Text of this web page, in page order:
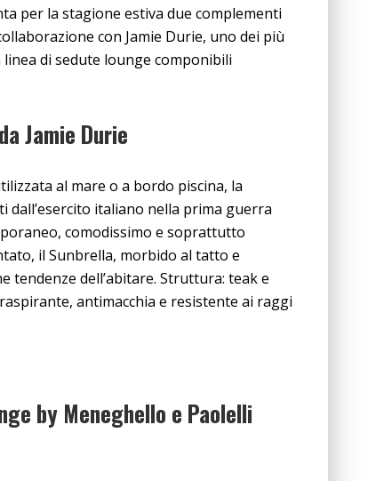
per la stagione estiva due complementi
con Jamie Durie, uno dei più
di sedute lounge componibili
Jamie Durie
al mare o a bordo piscina, la
dall’esercito italiano nella prima guerra
comodissimo e soprattutto
il Sunbrella, morbido al tatto e
tendenze dell’abitare. Struttura: teak e
antimacchia e resistente ai raggi
by Meneghello e Paolelli